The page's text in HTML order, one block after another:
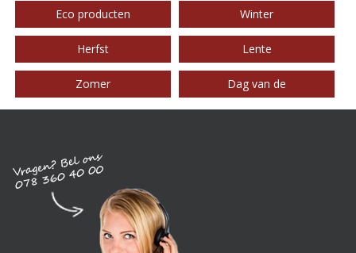
Eco producten Winter
Herfst Lente
Zomer Dag van de